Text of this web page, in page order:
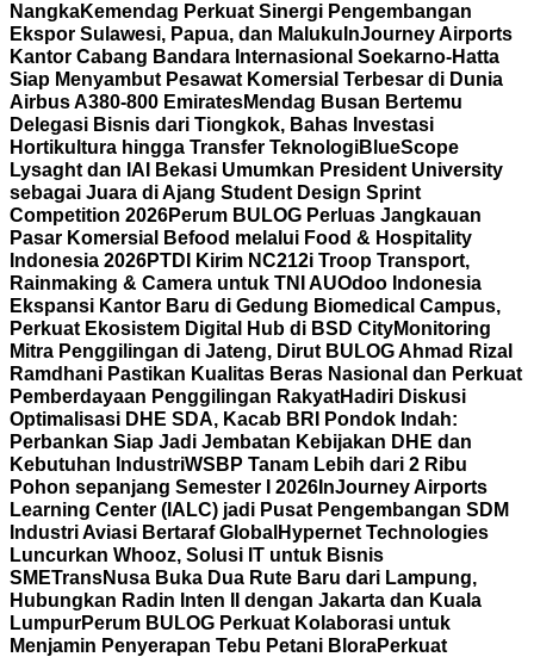
NangkaKemendag Perkuat Sinergi Pengembangan
Ekspor Sulawesi, Papua, dan Maluku InJourney Airports
Kantor Cabang Bandara Internasional Soekarno-Hatta
Siap Menyambut Pesawat Komersial Terbesar di Dunia
Airbus A380-800 EmiratesMendag Busan Bertemu
Delegasi Bisnis dari Tiongkok, Bahas Investasi
Hortikultura hingga Transfer TeknologiBlueScope
Lysaght dan IAI Bekasi Umumkan President University
sebagai Juara di Ajang Student Design Sprint
Competition 2026Perum BULOG Perluas Jangkauan
Pasar Komersial Befood melalui Food & Hospitality
Indonesia 2026PTDI Kirim NC212i Troop Transport,
Rainmaking & Camera untuk TNI AUOdoo Indonesia
Ekspansi Kantor Baru di Gedung Biomedical Campus,
Perkuat Ekosistem Digital Hub di BSD CityMonitoring
Mitra Penggilingan di Jateng, Dirut BULOG Ahmad Rizal
Ramdhani Pastikan Kualitas Beras Nasional dan Perkuat
Pemberdayaan Penggilingan RakyatHadiri Diskusi
Optimalisasi DHE SDA, Kacab BRI Pondok Indah:
Perbankan Siap Jadi Jembatan Kebijakan DHE dan
Kebutuhan IndustriWSBP Tanam Lebih dari 2 Ribu
Pohon sepanjang Semester I 2026 InJourney Airports
Learning Center (IALC) jadi Pusat Pengembangan SDM
Industri Aviasi Bertaraf Global Hypernet Technologies
Luncurkan Whooz, Solusi IT untuk Bisnis
SMETransNusa Buka Dua Rute Baru dari Lampung,
Hubungkan Radin Inten II dengan Jakarta dan Kuala
LumpurPerum BULOG Perkuat Kolaborasi untuk
Menjamin Penyerapan Tebu Petani BloraPerkuat